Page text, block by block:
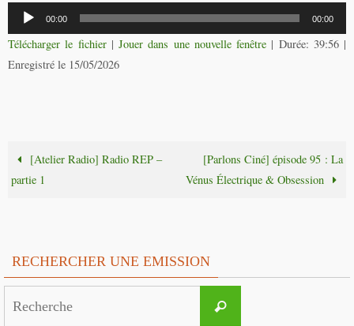
Lecteur
audio
00:00 00:00
Télécharger le fichier| Jouer dans une nouvelle fenêtre | Durée: 39:56|
Enregistré le 15/05/2026
[Atelier Radio] Radio REP –
partie 1
[Parlons Ciné] épisode 95 : La
Vénus Électrique & Obsession
RECHERCHER UNE EMISSION
Recherche